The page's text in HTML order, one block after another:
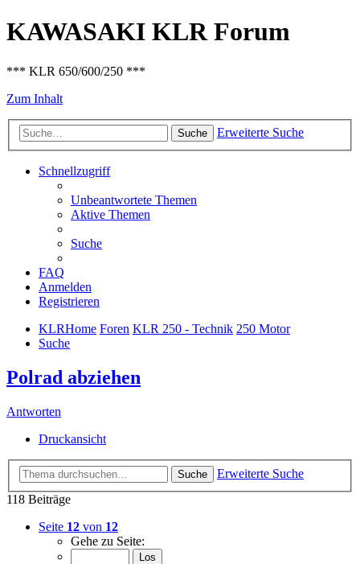
KAWASAKI KLR Forum
*** KLR 650/600/250 ***
Zum Inhalt
Suche Erweiterte Suche
Schnellzugriff
Unbeantwortete Themen
Aktive Themen
Suche
FAQ
Anmelden
Registrieren
KLRHome Foren KLR 250 - Technik 250 Motor
Suche
Polrad abziehen
Antworten
Druckansicht
Suche
Erweiterte Suche
118 Beiträge
Seite 12 von 12
Gehe zu Seite: